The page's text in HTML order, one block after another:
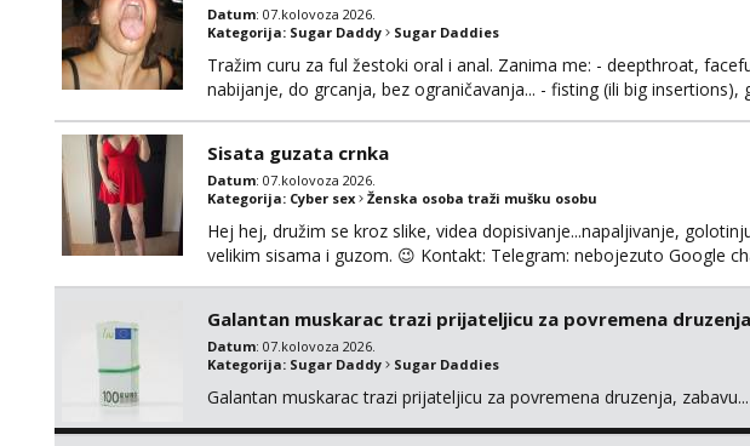
Datum: 07.kolovoza 2026.
Kategorija: Sugar Daddy Sugar Daddies
Tražim curu za ful žestoki oral i anal. Zanima me: - deepthroat,
nabijanje, do grcanja, bez ograničavanja... - fisting (ili big insertions),
Sisata guzata crnka
Datum: 07.kolovoza 2026.
Kategorija: Cyber sex Ženska osoba traži mušku osobu
Hej hej, družim se kroz slike, videa dopisivanje...napaljivanje,
velikim sisama i guzom. 😉 Kontakt: Telegram: nebojezuto Google
Galantan muskarac trazi prijateljicu za povremena
Datum: 07.kolovoza 2026.
Kategorija: Sugar Daddy Sugar Daddies
Galantan muskarac trazi prijateljicu za povremena druzenja, zabavu...